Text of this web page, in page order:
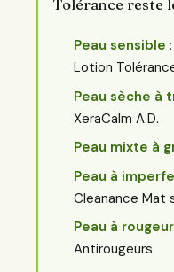
Tolérance reste
Peau sensible
Lotion
Peau sèche à
XeraCalm A.D.
Peau mixte à
Peau à
Cleanance Mat
Peau à
Antirougeurs.